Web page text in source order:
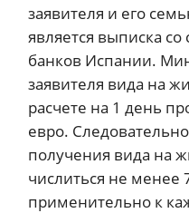
заявителя и его
является выписка
банков Испании.
заявителя вида на
расчете на 1 день
евро.
получения вида на
числиться не менее
применительно к